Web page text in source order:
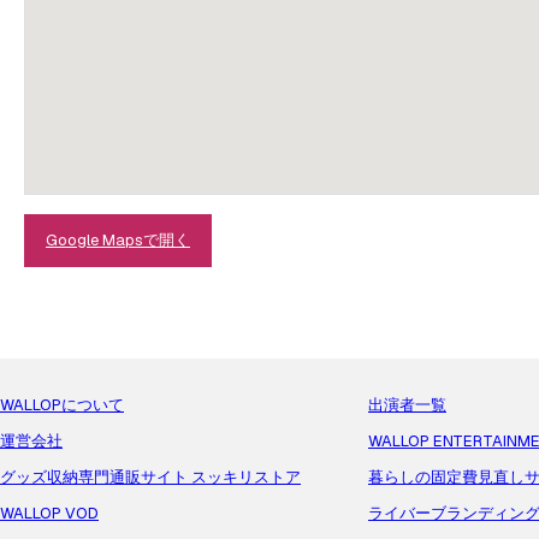
Google Mapsで開く
WALLOPについて
出演者一覧
運営会社
WALLOP
グッズ収納専門通販サイト スッキリストア
暮らしの固定費見直し
WALLOP VOD
ライバーブランディン